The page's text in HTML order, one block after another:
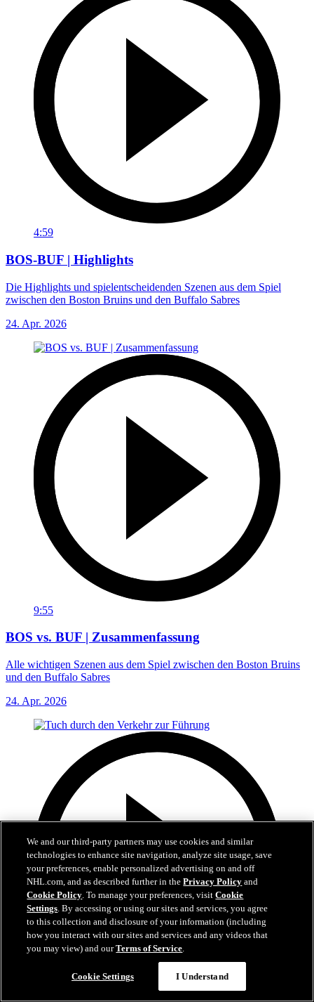
4:59
BOS-BUF | Highlights
Die Highlights und spielentscheidenden Szenen aus dem Spiel
zwischen den Boston Bruins und den Buffalo Sabres
24. Apr. 2026
9:55
BOS vs. BUF | Zusammenfassung
Alle wichtigen Szenen aus dem Spiel zwischen den Boston Bruins
und den Buffalo Sabres
24. Apr. 2026
We and our third-party partners may use cookies and similar
technologies to enhance site navigation, analyze site usage, save
your preferences, enable personalized advertising on and off
NHL.com, and as described further in thePrivacy Policy and
Cookie Policy. To manage your preferences, visitCookie
Settings. By accessing or using our sites and services, you agree
to this collection and disclosure of your information (including
how you interact with our sites and services and any videos that
you may view) and ourTerms of Service.
Cookie Settings I Understand